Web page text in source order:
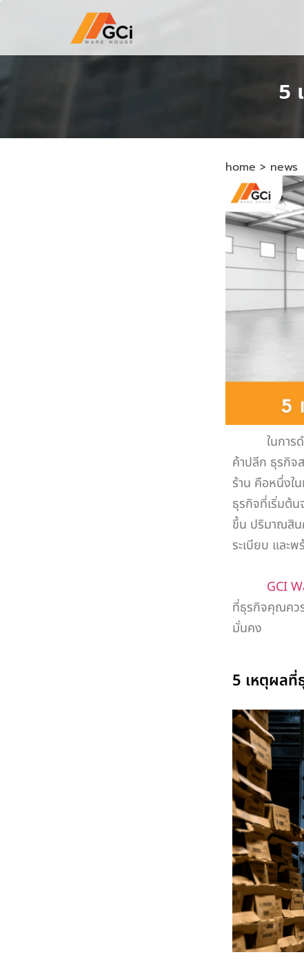
5
home > news
ในการดำเ
ค้าปลีก ธุรกิจ
ร้าน คือหนึ่งใ
ธุรกิจที่เริ่มต้น
ขึ้น ปริมาณสิน
ระเบียบ และ
GCI
ที่ธุรกิจคุณคว
มั่นคง
5 เหตุผลที่